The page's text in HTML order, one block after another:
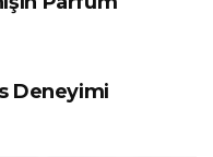
Deneyimi